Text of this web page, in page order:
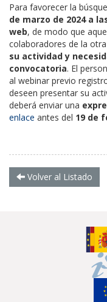
Para favorecer la
de marzo de 2024 a
web, de modo que
colaboradores de la
su actividad y
convocatoria. El
al webinar previo
deseen presentar su
deberá enviar una
enlace antes del 19 de
Volver al Listado